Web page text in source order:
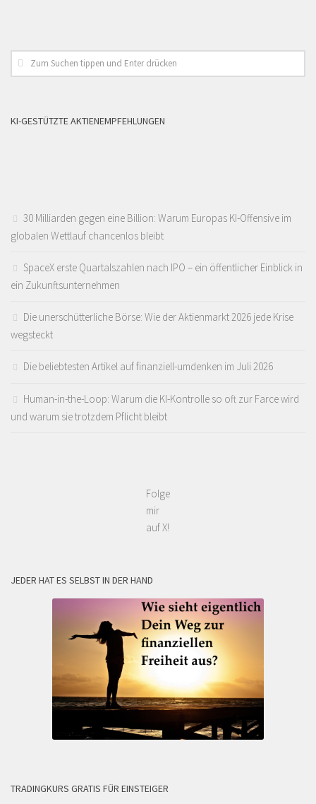
KI-GESTÜTZTE AKTIENEMPFEHLUNGEN
30 Milliarden gegen eine Billion: Warum Europas KI-Offensive im
globalen Wettlauf chancenlos bleibt
SpaceX erste Quartalszahlen nach IPO – ein öffentlicher Einblick in
ein Zukunftsunternehmen
Die unerschütterliche Börse: Wie der Aktienmarkt 2026 jede Krise
wegsteckt
Die beliebtesten Artikel auf finanziell-umdenken im Juli 2026
Human-in-the-Loop: Warum die KI-Kontrolle so oft zur Farce wird
und warum sie trotzdem Pflicht bleibt
Folge
mir
auf X!
JEDER HAT ES SELBST IN DER HAND
TRADINGKURS GRATIS FÜR EINSTEIGER